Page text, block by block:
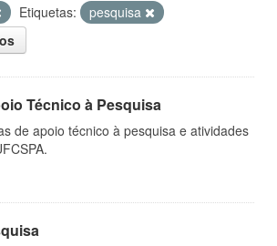
Etiquetas:
pesquisa
Técnico à Pesquisa
de apoio técnico à pesquisa e atividades